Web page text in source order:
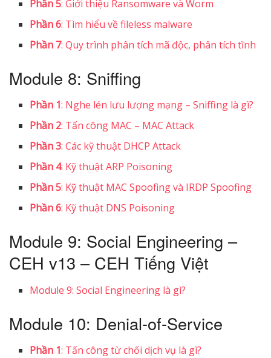
Phần 5: Giới thiệu Ransomware và Worm
Phần 6: Tìm hiểu về fileless malware
Phần 7: Quy trình phân tích mã độc, phân tích tĩnh
Module 8: Sniffing
Phần 1: Nghe lén lưu lượng mạng – Sniffing là gì?
Phần 2: Tấn công MAC – MAC Attack
Phần 3: Các kỹ thuật DHCP Attack
Phần 4: Kỹ thuật ARP Poisoning
Phần 5: Kỹ thuật MAC Spoofing và IRDP Spoofing
Phần 6: Kỹ thuật DNS Poisoning
Module 9: Social Engineering –
CEH v13 – CEH Tiếng Việt
Module 9: Social Engineering là gì?
Module 10: Denial-of-Service
Phần 1: Tấn công từ chối dịch vụ là gì?